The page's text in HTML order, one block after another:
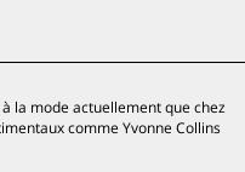
la mode actuellement que chez
comme Yvonne Collins